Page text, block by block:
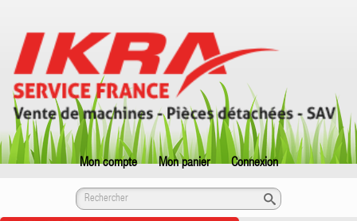
Mon compte Mon panier Connexion